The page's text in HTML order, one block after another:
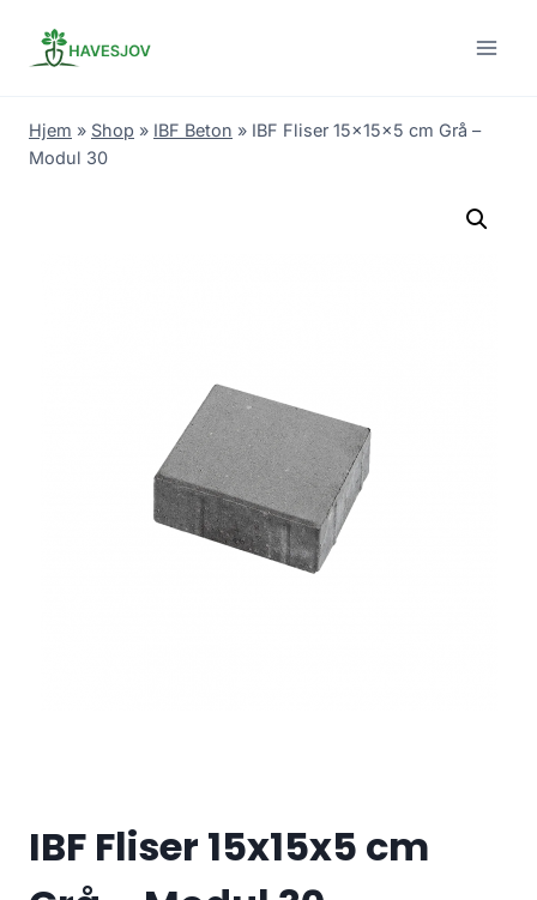
Hjem » Shop » IBF Beton » IBF Fliser 15x15x5 cm Grå –
Modul 30
IBF Fliser 15x15x5 cm